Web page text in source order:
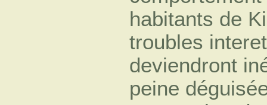
habitants de
troubles
deviendront
peine